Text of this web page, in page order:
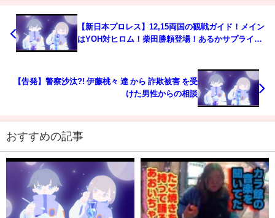
【新日本プロレス】12,15両国の観戦ガイド！メイン
はYOH対ヒロム！柴田勝頼登場！あるかサプライ
【告発】警察沙汰?! 伊藤桃々 達 から 詐欺被害 を受
けた男性からの相談
おすすめの記事